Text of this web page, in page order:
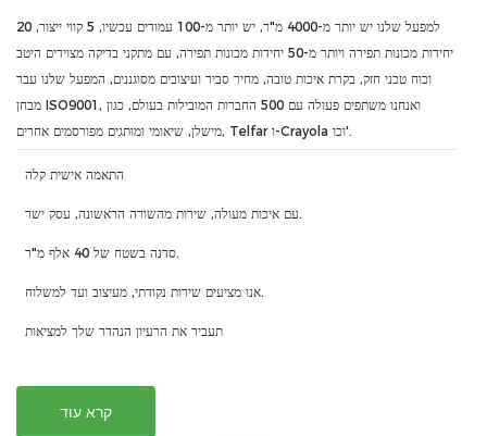
למפעל שלנו יש יותר מ-4000 מ"ר, יש יותר מ-100 עמודים עכשיו, 5 קווי ייצור, 20
יחידות מכונות תפירה ויותר מ-50 יחידות מכונות תפירה, עם מתקני בדיקה מצוידים היטב
וכוח טכני חזק, בקרת איכות טובה, מחיר סביר ועיצובים מסוגננים, המפעל שלנו עבר
מבחן ISO9001, ואנחנו משתפים פעולה עם 500 החברות המובילות בעולם, כגון
מישלן, שיאומי ומותגים מפורסמים אחרים, Telfar ו-Crayola וכו'.
התאמה אישית קלה
עם איכות מעולה, שירות מהשורה הראשונה, עסק ישר.
סדנה בשטח של 40 אלף מ"ר.
אנו מציעים שירות נקודתי, מעיצוב ועד למשלוח.
קרא עוד